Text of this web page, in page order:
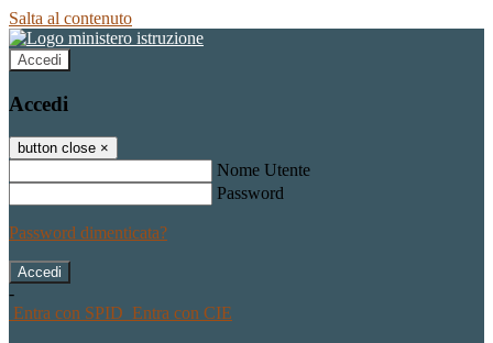
Salta al contenuto
Accedi
Accedi
button close ×
Nome Utente
Password
Password dimenticata?
-
Entra con SPID Entra con CIE